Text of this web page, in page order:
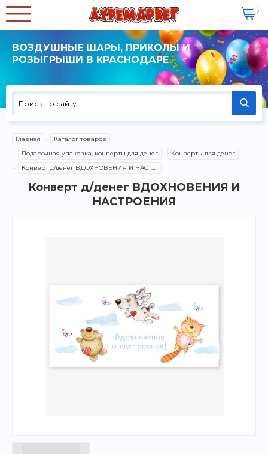
0
ВОЗДУШНЫЕ ШАРЫ, ПРИКОЛЫ И
РОЗЫГРЫШИ В КРАСНОДАРЕ
Главная
Каталог товаров
Подарочная упаковка, конверты для денег
Конверты для денег
Конверт д/денег ВДОХНОВЕНИЯ И НАСТРОЕНИЯ
Конверт д/денег ВДОХНОВЕНИЯ И
НАСТРОЕНИЯ